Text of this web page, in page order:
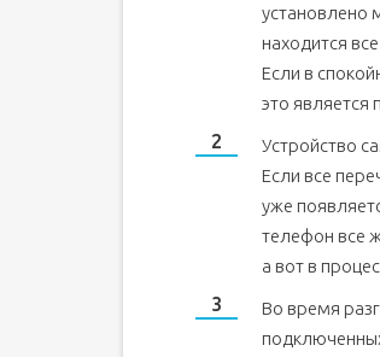
5. Запрет вызовов и
Читайте также: 3
установлено
находится
Если в
это
Устройство
Если все
уже
телефон все
а вот в
Во время